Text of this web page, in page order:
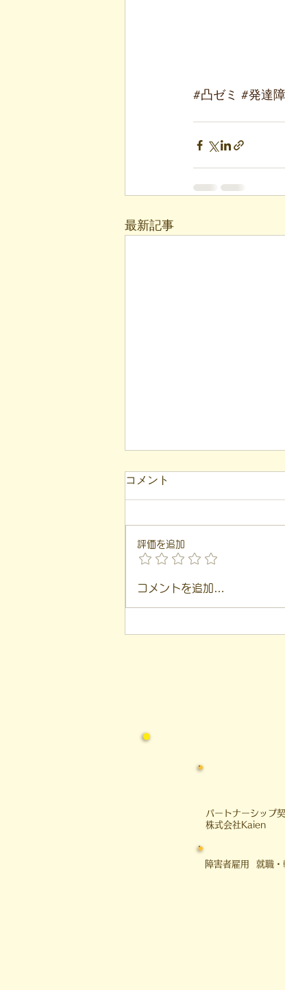
#凸ゼミ #発達
最新記事
【代表ブログ】「目の前
コメント
評価を追加
コメントを追加…
パートナーシップ
​株式会社Kaien
障害者雇用 就職・